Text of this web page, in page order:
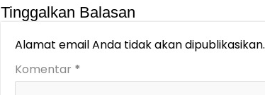
Tinggalkan Balasan
Alamat email Anda tidak akan dipublikasikan.
Komentar *